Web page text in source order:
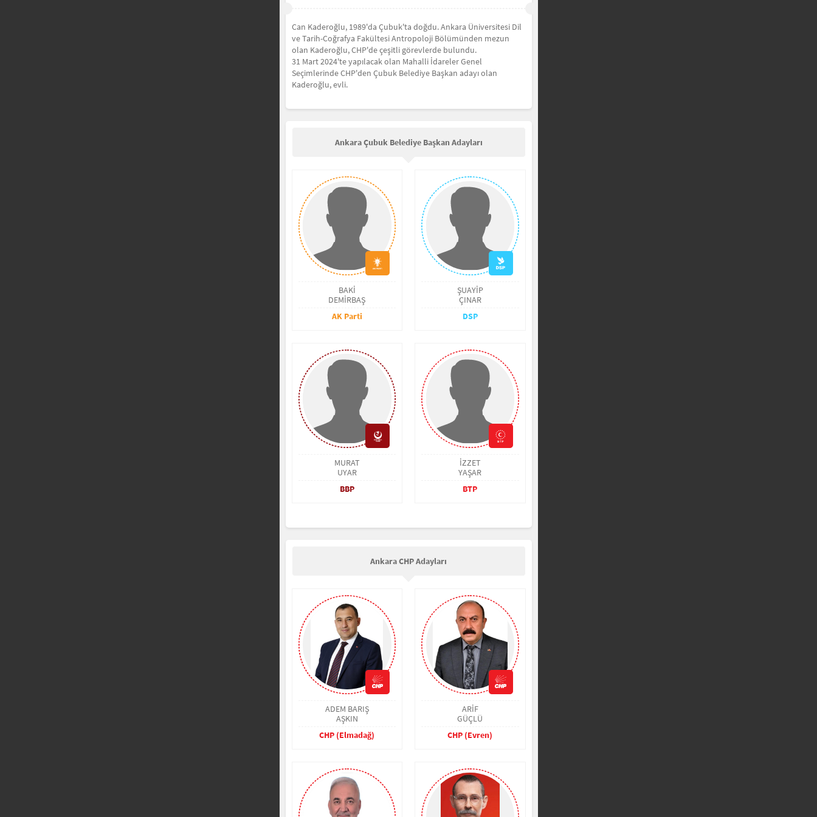
Can Kaderoğlu, 1989'da Çubuk'ta doğdu. Ankara Üniversitesi Dil
ve Tarih-Coğrafya Fakültesi Antropoloji Bölümünden mezun
olan Kaderoğlu, CHP'de çeşitli görevlerde bulundu.
31 Mart 2024'te yapılacak olan Mahalli İdareler Genel
Seçimlerinde CHP'den Çubuk Belediye Başkan adayı olan
Kaderoğlu, evli.
Ankara Çubuk Belediye Başkan Adayları
BAKİ
DEMİRBAŞ
AK Parti
ŞUAYİP
ÇINAR
DSP
MURAT
UYAR
BBP
İZZET
YAŞAR
BTP
Ankara CHP Adayları
ADEM BARIŞ
AŞKIN
CHP (Elmadağ)
ARİF
GÜÇLÜ
CHP (Evren)